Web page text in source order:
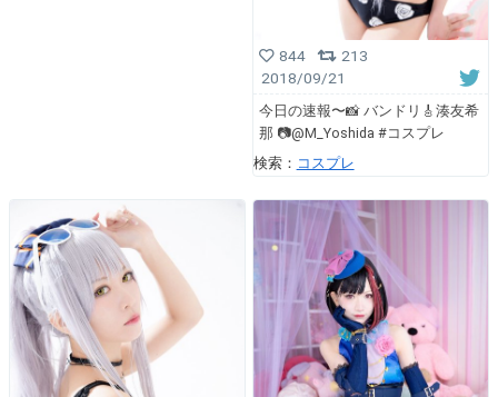
844
213
2018/09/21
今日の速報〜📸 バンドリ🎸湊友希
那 📷@M_Yoshida #コスプレ
検索： コスプレ